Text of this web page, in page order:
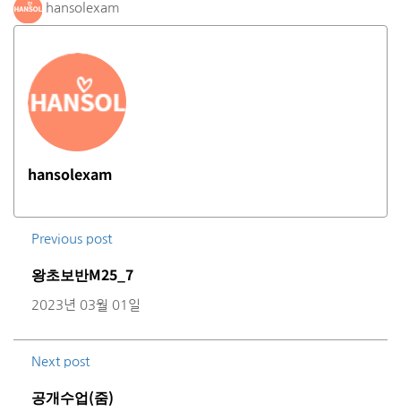
hansolexam
hansolexam
Previous post
왕초보반M25_7
2023년 03월 01일
Next post
공개수업(줌)